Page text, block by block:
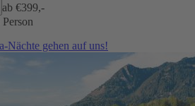
ab €399,-
Nächte gehen auf uns!